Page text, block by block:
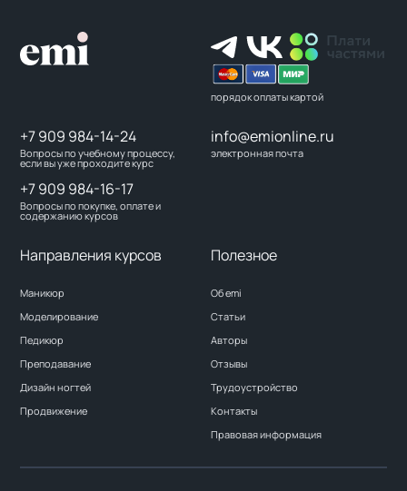
порядок оплаты картой
+7 909 984-14-24
Вопросы по учебному процессу,
если вы уже проходите курс
+7 909 984-16-17
Вопросы по покупке, оплате и
содержанию курсов
info@emionline.ru
электронная почта
Направления курсов
Маникюр
Моделирование
Педикюр
Преподавание
Дизайн ногтей
Продвижение
Полезное
Об emi
Статьи
Авторы
Отзывы
Трудоустройство
Контакты
Правовая информация